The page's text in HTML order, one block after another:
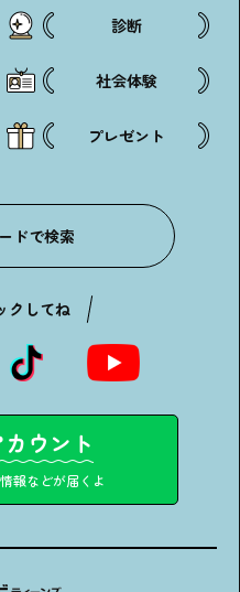
診断
社会体験
プレゼント
ドで検索
クしてね
ウント
報などが届くよ